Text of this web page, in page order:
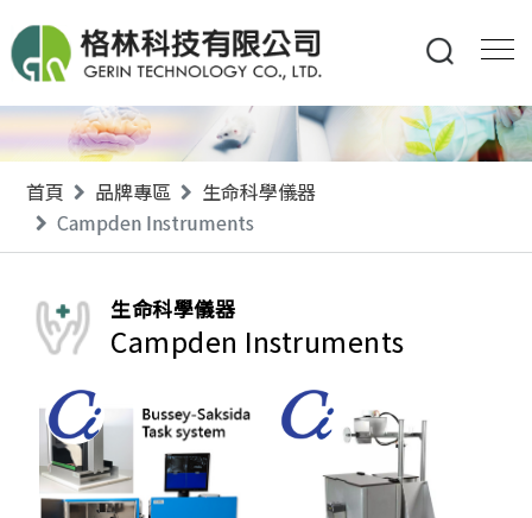
首頁 品牌專區
生命科學儀器
Campden Instruments
生命科學儀器
Campden Instruments